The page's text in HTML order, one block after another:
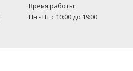
Время работы:
Пн - Пт с 10:00 до 19:00